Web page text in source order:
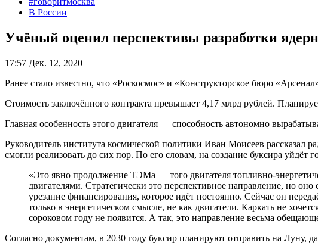
В России
Учёный оценил перспективы разработки
17:57 Дек. 12, 2020
Ранее стало известно, что «Роскосмос» и «Конструкторское бюро
Стоимость заключённого контракта превышает 4,17 млрд рублей.
Главная особенность этого двигателя — способность автономно
Руководитель института космической политики Иван Моисеев рассказал
смогли реализовать до сих пор. По его словам, на создание буксира уйдёт
«Это явно продолжение ТЭМа — того двигателя топливно-
двигателями. Стратегически это перспективное направление, но
урезание финансирования, которое идёт постоянно. Сейчас он
только в энергетическом смысле, не как двигатели. Каркать не
сороковом году не появится. А так, это направление весьма
Согласно документам, в 2030 году буксир планируют отправить на Луну,